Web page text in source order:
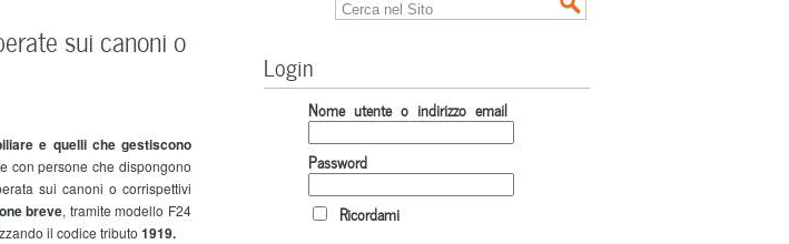
sui canoni o
e quelli che gestiscono
con persone che dispongono
sui canoni o corrispettivi
breve, tramite modello F24
il codice tributo 1919.
Login
Nome utente o indirizzo email
Password
Ricordami